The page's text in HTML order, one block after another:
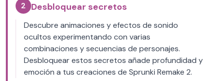
2 Desbloquear secretos
Descubre animaciones y efectos de sonido
ocultos experimentando con varias
combinaciones y secuencias de personajes.
Desbloquear estos secretos añade profundidad y
emoción a tus creaciones de Sprunki Remake 2.